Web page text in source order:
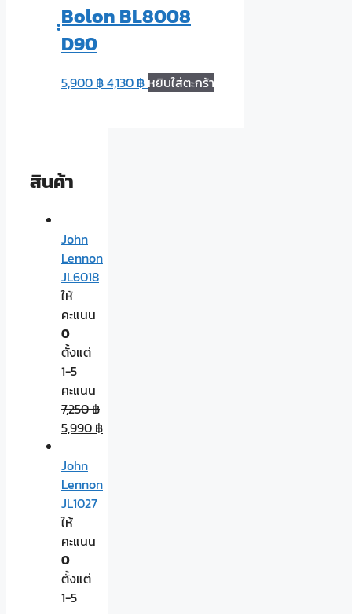
ฺฺBolon BL8008
D90
5,900฿4,130 ฿ หยิบใส่ตะกร้า
สินค้า
John
Lennon
JL6018
ให้
คะแนน
0
ตั้งแต่
1-5
คะแนน
7,250฿
5,990 ฿
John
Lennon
JL1027
ให้
คะแนน
0
ตั้งแต่
1-5